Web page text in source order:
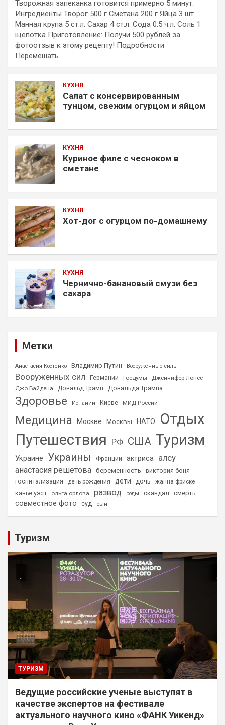
Творожная запеканка готовится примерно 5 минут.
Ингредиенты Творог 500 г Сметана 200 г Яйца 3 шт.
Манная крупа 5 ст.л. Сахар 4 ст.л. Сода 0.5 ч.л. Соль 1
щепотка Приготовление: Получи 500 рублей за
фотоотзыв к этому рецепту! Подробности
Перемешать…
КУХНЯ
Салат с консервированным
тунцом, свежим огурцом и яйцом
КУХНЯ
Куриное филе с чесноком в
сметане
КУХНЯ
Хот-дог с огурцом по-домашнему
КУХНЯ
Чернично-банановый смузи без
сахара
Метки
Анастасия Костенко Владимир Путин Вооруженные силы
Вооруженных сил Германии Госдумы
Дженнифер Лопес
Джо Байдена
Дональд Трамп Дональда Трампа
Здоровье Испании Киеве МИД России
Медицина Москве Москвы НАТО
Отдых
Путешествия РФ США Туризм
Украине Украины Франции актриса алсу
анастасия решетова беременность
виктория боня
госпитализация
день рождения дети дочь
жанна фриске
канье уэст
ольга орлова развод роды скандал смерть
совместное фото суд сын
Туризм
ТУРИЗМ
Ведущие российские ученые выступят в
качестве экспертов на фестивале
актуального научного кино «ФАНК Уикенд»